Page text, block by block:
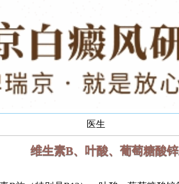
医生
维生素B、叶酸、葡萄糖酸